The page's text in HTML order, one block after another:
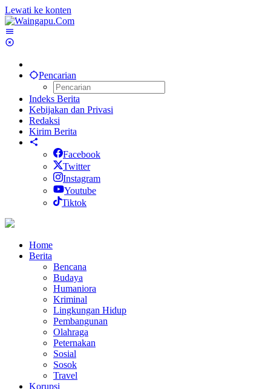
Lewati ke konten
Pencarian
Indeks Berita
Kebijakan dan Privasi
Redaksi
Kirim Berita
Facebook
Twitter
Instagram
Youtube
Tiktok
Home
Berita
Bencana
Budaya
Humaniora
Kriminal
Lingkungan Hidup
Pembangunan
Olahraga
Peternakan
Sosial
Sosok
Travel
Korupsi